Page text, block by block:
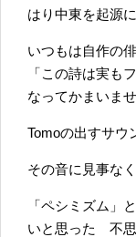
はり中東を起源
いつもは自作の
「この詩は実も
なってかまいま
Tomoの出すサウ
その音に見事な
「ペシミズム」
いと思った 不思